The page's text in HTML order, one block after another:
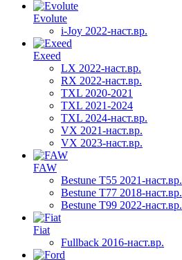
Evolute
i-Joy 2022-наст.вр.
Exeed
LX 2022-наст.вр.
RX 2022-наст.вр.
TXL 2020-2021
TXL 2021-2024
TXL 2024-наст.вр.
VX 2021-наст.вр.
VX 2023-наст.вр.
FAW
Bestune T55 2021-наст.вр.
Bestune T77 2018-наст.вр.
Bestune T99 2022-наст.вр.
Fiat
Fullback 2016-наст.вр.